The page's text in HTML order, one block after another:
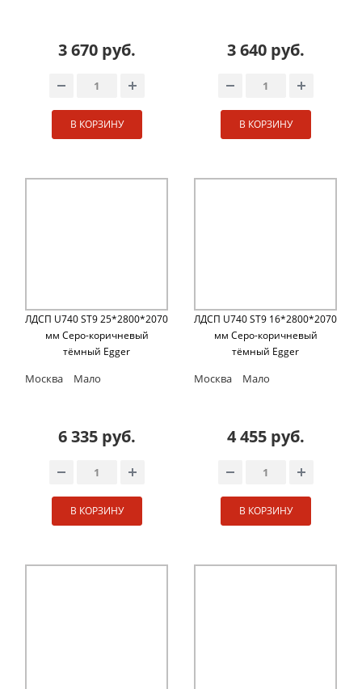
3 670 руб.
В КОРЗИНУ
3 640 руб.
В КОРЗИНУ
ЛДСП U740 ST9 25*2800*2070
мм Cеро-коричневый
тёмный Egger
Москва Мало
6 335 руб.
В КОРЗИНУ
ЛДСП U740 ST9 16*2800*2070
мм Cеро-коричневый
тёмный Egger
Москва Мало
4 455 руб.
В КОРЗИНУ